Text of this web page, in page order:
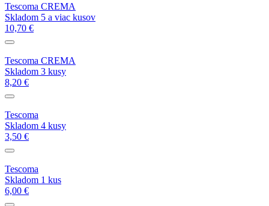
Tescoma CREMA
Skladom 5 a viac kusov
10,70 €
Tescoma CREMA
Skladom 3 kusy
8,20 €
Tescoma
Skladom 4 kusy
3,50 €
Tescoma
Skladom 1 kus
6,00 €